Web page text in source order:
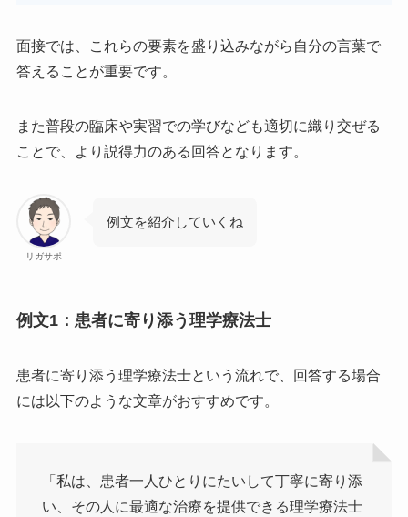
面接では、これらの要素を盛り込みながら自分の言葉で
答えることが重要です。
また普段の臨床や実習での学びなども適切に織り交ぜる
ことで、より説得力のある回答となります。
リガサポ
例文を紹介していくね
例文1：患者に寄り添う理学療法士
患者に寄り添う理学療法士という流れで、回答する場合
には以下のような文章がおすすめです。
「私は、患者一人ひとりにたいして丁寧に寄り添
い、その人に最適な治療を提供できる理学療法士